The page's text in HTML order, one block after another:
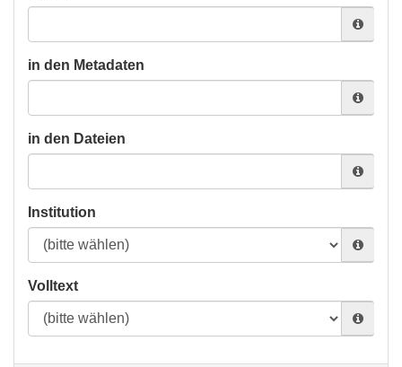
in den Metadaten
in den Dateien
Institution
Volltext